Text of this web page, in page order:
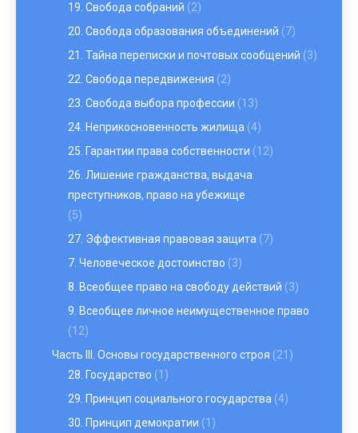
19. Свобода собраний (2)
20. Свобода образования объединений (7)
21. Тайна переписки и почтовых сообщений (3)
22. Свобода передвижения (2)
23. Свобода выбора профессии (13)
24. Неприкосновенность жилища (4)
25. Гарантии права собственности (12)
26. Лишение гражданства, выдача
преступников, право на убежище
(5)
27. Эффективная правовая защита (7)
7. Человеческое достоинство (3)
8. Всеобщее право на свободу действий (3)
9. Всеобщее личное неимущественное право
(12)
Часть III. Основы государственного строя (21)
28. Государство (1)
29. Принцип социального государства (4)
30. Принцип демократии (1)